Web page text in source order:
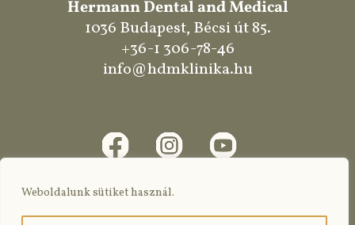
Weboldalunk sütiket használ.
Hermann Dental and Medical
1036 Budapest, Bécsi út 85.
+36-1 306-78-46
info@hdmklinika.hu